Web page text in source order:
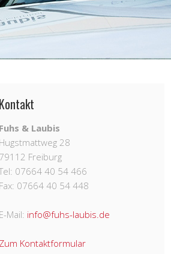
Kontakt
Fuhs & Laubis
Hugstmattweg 28
79112 Freiburg
07664 40 54 466
Fax: 07664 40 54 448
E-Mail: info@fuhs-laubis.de
Zum Kontaktformular